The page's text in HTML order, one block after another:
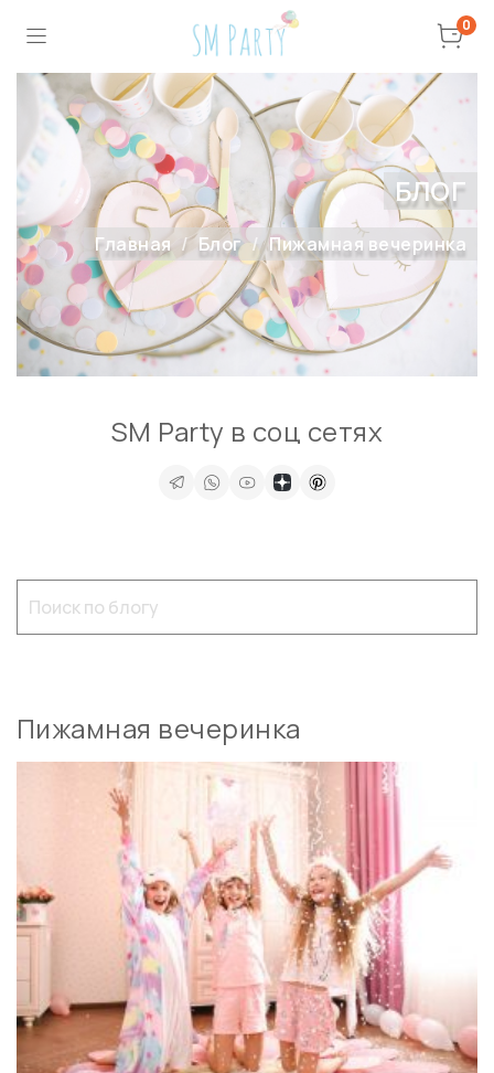
0
БЛОГ
Главная Блог Пижамная вечеринка
Пижамная вечеринка
SM Party в соц сетях